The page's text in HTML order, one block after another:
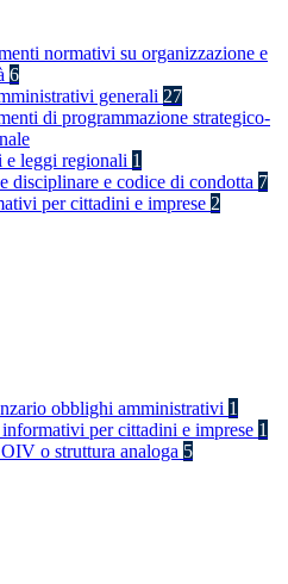
normativi su organizzazione e
6
generali 27
di programmazione strategico-
e leggi regionali 1
disciplinare e codice di condotta 7
per cittadini e imprese 2
obblighi amministrativi 1
per cittadini e imprese 1
o struttura analoga 5